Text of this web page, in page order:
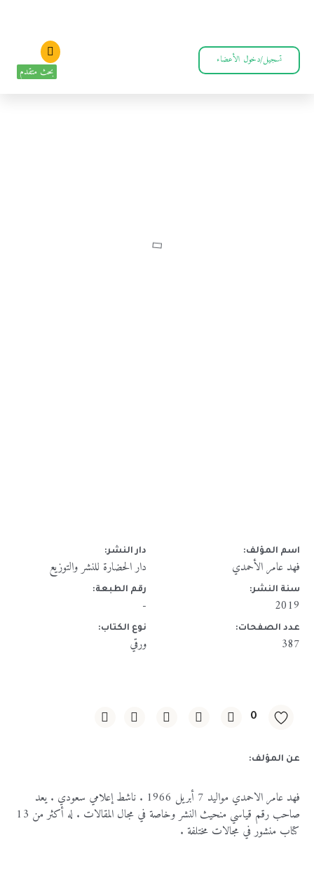
تسجيل/دخول الأعضاء
بحث متقدم
اسم المؤلف:
فهد عامر الأحمدي
دار النشر:
دار الحضارة للنشر والتوزيع
سنة النشر:
2019
رقم الطبعة:
-
عدد الصفحات:
387
نوع الكتاب:
ورقي
0
عن المؤلف:
فهد عامرالاحمدي مواليد أبريل ناشط إعلامي سعودي .يعد
صاحب رقم قياسي منحيث النشر وخاصة في مجال المقالات . له أكثرمن
كتاب منشورفي مجالات مختلفة .